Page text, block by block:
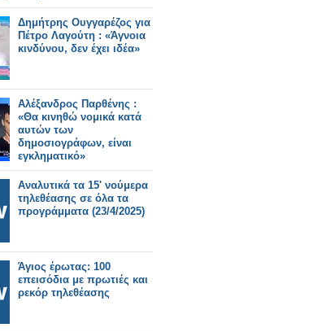
Δημήτρης Ουγγαρέζος για
Πέτρο Λαγούτη : «Άγνοια
κινδύνου, δεν έχει ιδέα»
Αλέξανδρος Παρθένης :
«Θα κινηθώ νομικά κατά
αυτών των
δημοσιογράφων, είναι
εγκληματικό»
Αναλυτικά τα 15' νούμερα
τηλεθέασης σε όλα τα
προγράμματα (23/4/2025)
Άγιος έρωτας: 100
επεισόδια με πρωτιές και
ρεκόρ τηλεθέασης